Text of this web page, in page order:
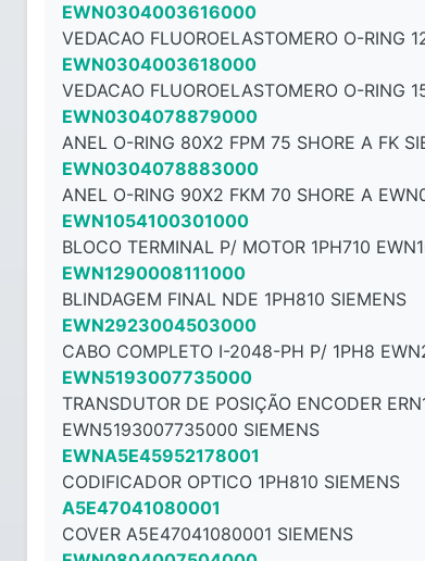
EWN0304003616000
VEDACAO FLUOROELASTOMERO O-RING
EWN0304003618000
VEDACAO FLUOROELASTOMERO O-RING
EWN0304078879000
ANEL O-RING 80X2 FPM 75 SHORE A FK
EWN0304078883000
ANEL O-RING 90X2 FKM 70 SHORE A
EWN1054100301000
BLOCO TERMINAL P/ MOTOR 1PH710
EWN1290008111000
BLINDAGEM FINAL NDE 1PH810 SIEMENS
EWN2923004503000
CABO COMPLETO I-2048-PH P/ 1PH8
EWN5193007735000
TRANSDUTOR DE POSIÇÃO ENCODER
EWN5193007735000 SIEMENS
EWNA5E45952178001
CODIFICADOR OPTICO 1PH810 SIEMENS
A5E47041080001
COVER A5E47041080001 SIEMENS